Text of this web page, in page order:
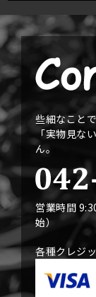
些細なこと
「実物見な
ん。
営業時間
始）
各種クレジ